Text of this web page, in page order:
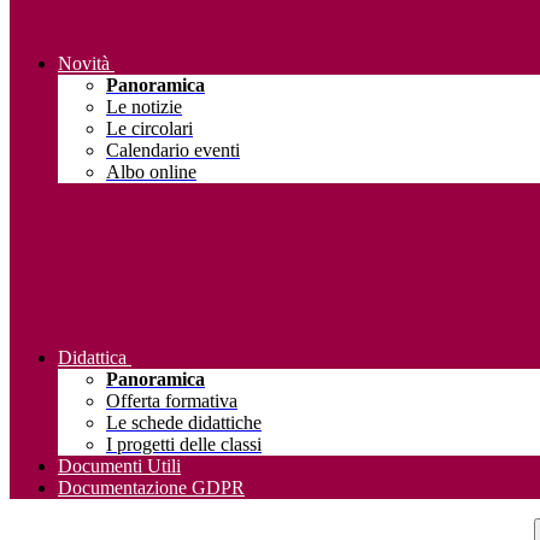
Novità
Panoramica
Le notizie
Le circolari
Calendario eventi
Albo online
Didattica
Panoramica
Offerta formativa
Le schede didattiche
I progetti delle classi
Documenti Utili
Documentazione GDPR